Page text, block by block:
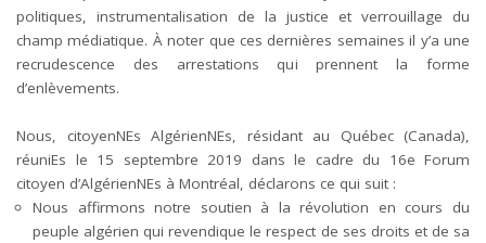
politiques, instrumentalisation de la justice et verrouillage du
champ médiatique. À noter que ces dernières semaines il y’a une
recrudescence des arrestations qui prennent la forme
d’enlèvements.
Nous, citoyenNEs AlgérienNEs, résidant au Québec (Canada),
réuniEs le 15 septembre 2019 dans le cadre du 16e Forum
citoyen d’AlgérienNEs à Montréal, déclarons ce qui suit :
Nous affirmons notre soutien à la révolution en cours du
peuple algérien qui revendique le respect de ses droits et de sa